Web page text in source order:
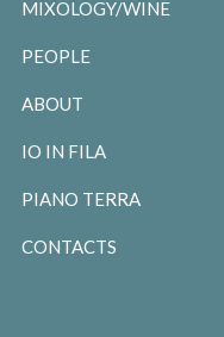
MIXOLOGY/WINE
PEOPLE
ABOUT
IO IN FILA
PIANO TERRA
CONTACTS